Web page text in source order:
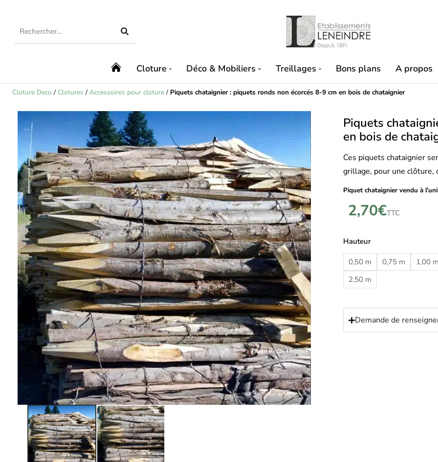
Cloture Déco & Mobiliers Treillages Bons plans A propos
Cloture Deco / Clotures / Accessoires pour cloture/ Piquets chataignier : piquets ronds non écorcés 8-9 cm en bois de chataignier
Piquets
en bois de
Ces piquets chataignier
grillage, pour une clôture,
Piquet chataignier vendu à
2,70€TTC
Hauteur
0,50 m 0,75 m
1,00
2,50 m
Demande de